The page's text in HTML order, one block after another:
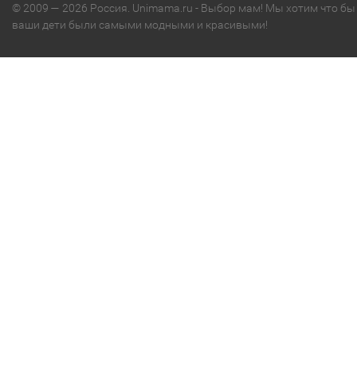
© 2009 — 2026 Россия. Unimama.ru - Выбор мам! Мы хотим что бы
ваши дети были самыми модными и красивыми!